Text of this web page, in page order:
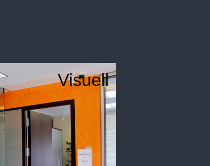
Visuell